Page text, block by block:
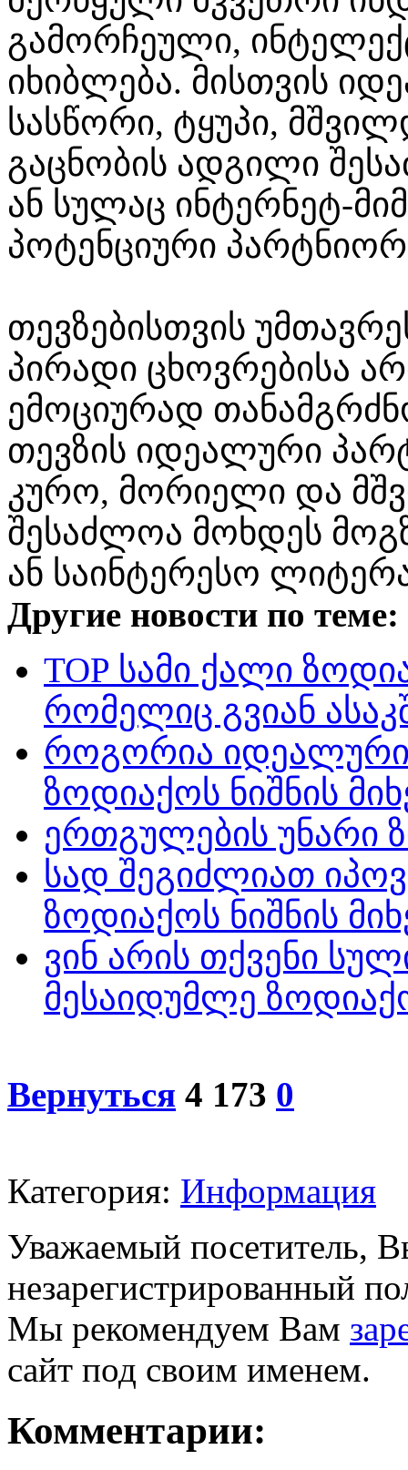
გამორჩეული,
იხიბლება. მისთვის
სასწორი, ტყუპი,
გაცნობის ადგილი
ან სულაც ინტერნეტ-
პოტენციური
თევზებისთვის
პირადი ცხოვრებისა
ემოციურად
თევზის იდეალური
კურო, მორიელი და
შესაძლოა მოხდეს
ან საინტერესო
Другие новости по теме:
TOP სამი ქალი
რომელიც გვიან
როგორია იდეალური
ზოდიაქოს ნიშნის
ერთგულების უნარი
სად შეგიძლიათ
ზოდიაქოს ნიშნის
ვინ არის თქვენი
მესაიდუმლე
Вернуться 4 173 0
Категория: Информация
Уважаемый посетитель,
незарегистрированный
Мы рекомендуем Вам
сайт под своим именем.
Комментарии: